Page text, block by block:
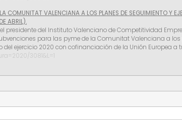
COMUNITAT VALENCIANA A LOS PLANES DE SEGUIMIENTO Y
ABRIL).
presidente del Instituto Valenciano de Competitividad
para las pyme de la Comunitat Valenciana a
ejercicio 2020 con cofinanciación de la Unión Europea a
3081&L=1